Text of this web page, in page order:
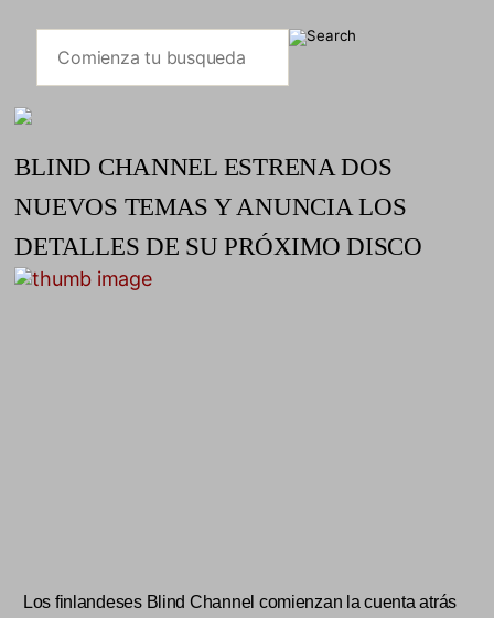
BLIND CHANNEL ESTRENA DOS
NUEVOS TEMAS Y ANUNCIA LOS
DETALLES DE SU PRÓXIMO DISCO
Los finlandeses Blind Channel comienzan la cuenta atrás